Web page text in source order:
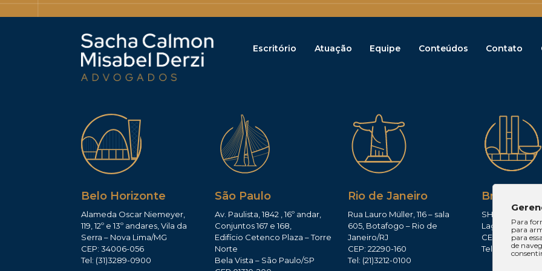
Escritório Atuação Equipe Conteúdos Contato
Belo Horizonte
Alameda Oscar Niemeyer,
119, 12º e 13º andares, Vila da
Serra – Nova Lima/MG
CEP: 34006-056
Tel: (31)3289-0900
São Paulo
Av. Paulista, 1842 , 16º andar,
Conjuntos 167 e 168,
Edifício Cetenco Plaza – Torre
Norte
Bela Vista – São Paulo/SP
Rio de Janeiro
Rua Lauro Müller, 116 – sala
605, Botafogo – Rio de
Janeiro/RJ
CEP: 22290-160
Tel: (21)3212-0100
Brasília
SHIS QI 11,
Lago Sul –
CEP: 71625-300
Tel: (61)3224-
Para
para
para
de